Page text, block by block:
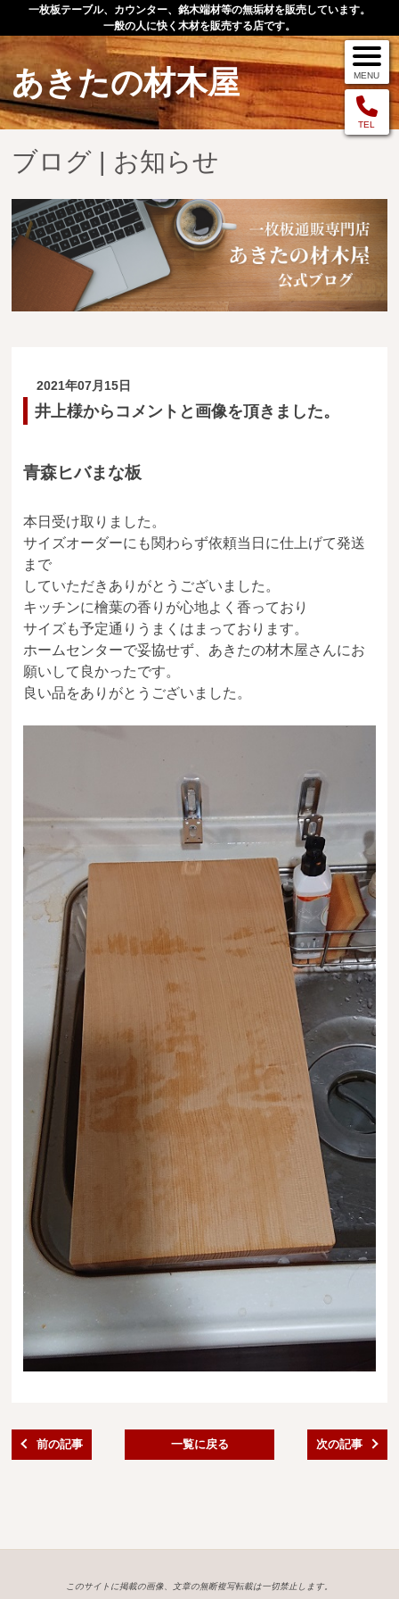
一枚板テーブル、カウンター、銘木端材等の無垢材を販売しています。
一般の人に快く木材を販売する店です。
あきたの材木屋
TEL
MENU
商品検索
メニュー
TOP
作品例
手作りオーダー家具
店舗案内
お問い合わせ
お買い物の流れ
送料・お支払い方法について
before ordering
一枚板を直販できる店
オイル塗装の
メンテナンスについて
オーダー加工について
ブログ
当店の考え方
ブログ | お知らせ
2021年07月15日
井上様からコメントと画像を頂きました。
青森ヒバまな板
本日受け取りました。
サイズオーダーにも関わらず依頼当日に仕上げて発送
まで
していただきありがとうございました。
キッチンに檜葉の香りが心地よく香っており
サイズも予定通りうまくはまっております。
ホームセンターで妥協せず、あきたの材木屋さんにお
願いして良かったです。
良い品をありがとうございました。
前の記事 一覧に戻る 次の記事
このサイトに掲載の画像、文章の無断複写転載は一切禁止します。